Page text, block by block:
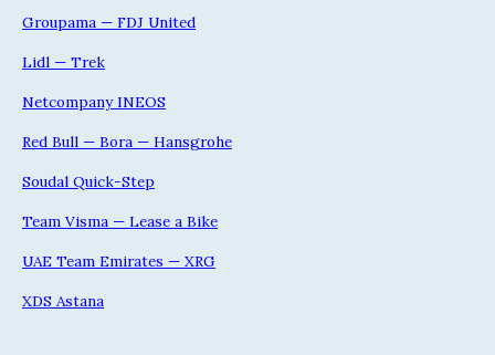
Groupama — FDJ United
Lidl — Trek
Netcompany INEOS
Red Bull — Bora — Hansgrohe
Soudal Quick-Step
Team Visma — Lease a Bike
UAE Team Emirates — XRG
XDS Astana